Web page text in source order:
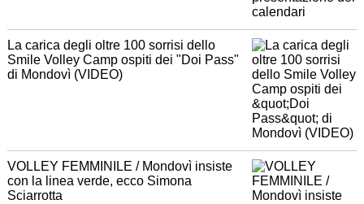
La carica degli oltre 100 sorrisi dello
Smile Volley Camp ospiti dei "Doi Pass"
di Mondovì (VIDEO)
VOLLEY FEMMINILE / Mondovì insiste
con la linea verde, ecco Simona
Sciarrotta